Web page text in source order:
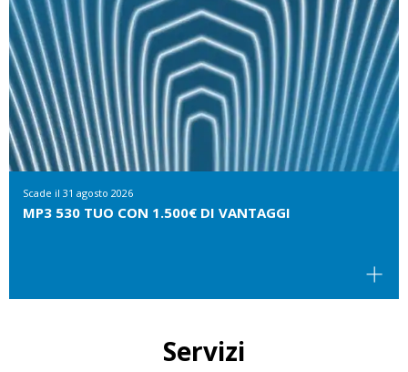
Scade il 31 agosto 2026
MP3 530 TUO CON 1.500€ DI VANTAGGI
Servizi